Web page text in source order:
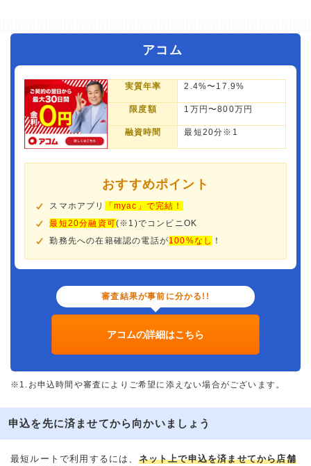
アコム
実質年率 2.4%〜17.9%
限度額 1万円〜800万円
融資時間 最短20分※1
おすすめポイント
スマホアプリ
「myac」で完結！
最短20分融資可(※1)でコンビニOK
勤務先への在籍確認の電話が100%なし ！
審査結果が事前に分かる!!
アコムの詳細はこちら
※1.お申込時間や審査によりご希望に添えない場合がございます。
申込を先に済ませてから向かいましょう
最短ルートで利用するには、 ネット上で申込を済ませてから店舗